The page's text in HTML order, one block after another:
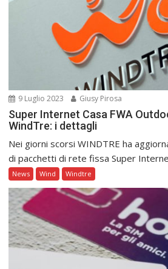
9 Luglio 2023 Giusy Pirosa
Super Internet Casa FWA
WindTre: i dettagli
Nei giorni scorsi WINDTRE ha
di pacchetti di rete fissa Super
News Wind Windtre